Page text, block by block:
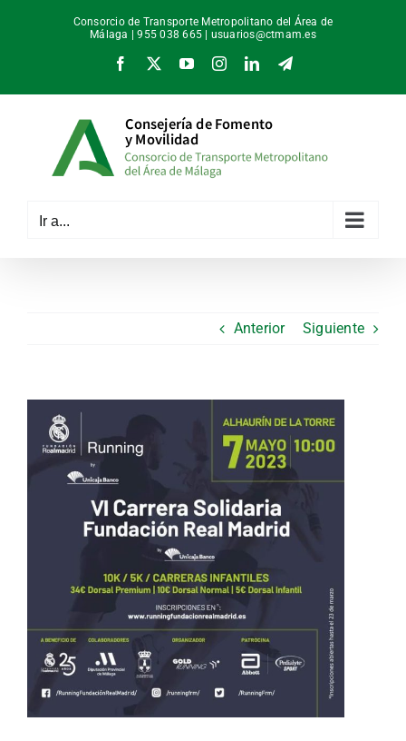
Consorcio de Transporte Metropolitano del Área de
Málaga | 955 038 665 | usuarios@ctmam.es
Facebook
X YouTubeInstagramLinkedInTelegram
Ir a...
Anterior Siguiente
imagen
grande